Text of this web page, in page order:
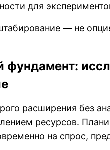
для
— не
фундамент:
расширения без
ресурсов.
на спрос,